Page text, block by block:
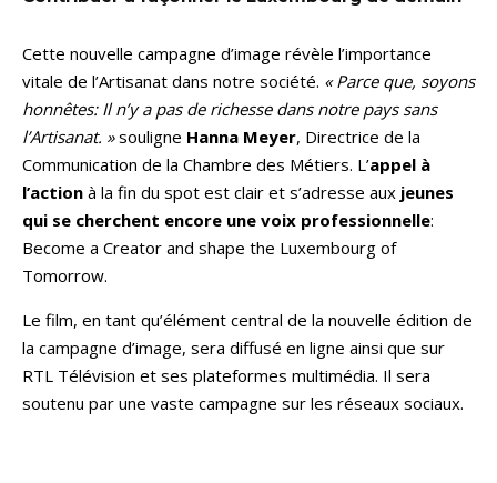
Cette nouvelle campagne d’image révèle l’importance
vitale de l’Artisanat dans notre société. « Parce que, soyons
honnêtes: Il n’y a pas de richesse dans notre pays sans
l’Artisanat. »souligne Hanna Meyer, Directrice de la
Communication de la Chambre des Métiers. L’appel à
l’action à la fin du spot est clair et s’adresse aux jeunes
qui se cherchent encore une voix professionnelle:
Become a Creator and shape the Luxembourg of
Tomorrow.
Le film, en tant qu’élément central de la nouvelle édition de
la campagne d’image, sera diffusé en ligne ainsi que sur
RTL Télévision et ses plateformes multimédia. Il sera
soutenu par une vaste campagne sur les réseaux sociaux.